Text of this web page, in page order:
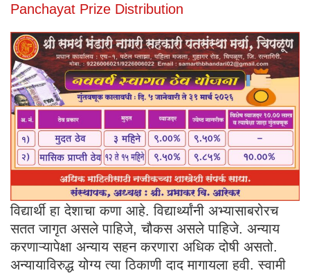
Panchayat Prize Distribution
विद्यार्थी हा देशाचा कणा आहे. विद्यार्थ्यांनी अभ्यासाबरोरच
सतत जागृत असले पाहिजे, चौकस असले पाहिजे. अन्याय
करणाऱ्यापेक्षा अन्याय सहन करणारा अधिक दोषी असतो.
अन्यायाविरुद्ध योग्य त्या ठिकाणी दाद मागायला हवी. स्वामी